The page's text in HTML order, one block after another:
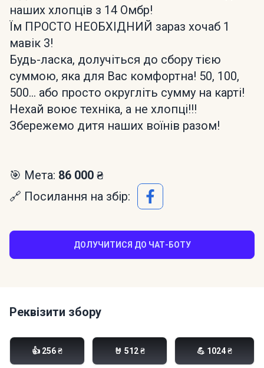
наших хлопців з 14 Омбр!
Їм ПРОСТО НЕОБХІДНИЙ зараз хочаб 1
мавік 3!
Будь-ласка, долучіться до сбору тією
суммою, яка для Вас комфортна! 50, 100,
500... або просто округліть сумму на карті!
Нехай воює техніка, а не хлопці!!!
Збережемо дитя наших воїнів разом!
🎯 Мета: 86 000 ₴
🔗 Посилання на збір:
ДОЛУЧИТИСЯ ДО ЧАТ-БОТУ
Реквізити збору
Моно банка:
send.monobank.ua/jar/m1KyBWica
👍 256 ₴ 🤘 512 ₴ 💪 1024 ₴